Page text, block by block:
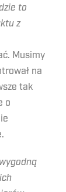
to
z
Musimy
na
tak
o